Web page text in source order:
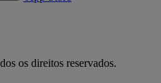
os direitos reservados.